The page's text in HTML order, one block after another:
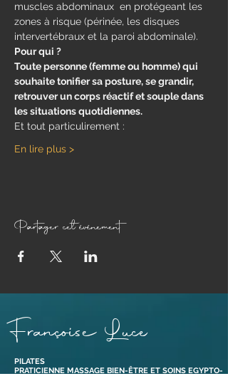
muscles abdominaux  en protégeant les
zones à risque (périnée, les disques
intervertébraux et la paroi abdominale).
Pour qui ?
Toute personne (femme ou homme) qui
souhaite tonifier sa posture, se grandir,
retrouver un corps réactif et souple dans
les situations quotidiennes.
Et tout particulirement :
En lire plus >
Partager cet événement
Françoise Luce
PILATES
PRATICIENNE MASSAGE BIEN-ÊTRE ET SOINS EGYPTO-